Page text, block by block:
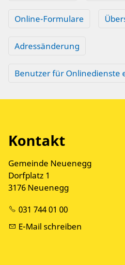
Online-Formulare
Adressänderung
Benutzer für Onlinedienste
Kontakt
Gemeinde Neuenegg
Dorfplatz 1
3176 Neuenegg
031 744 01 00
E-Mail schreiben